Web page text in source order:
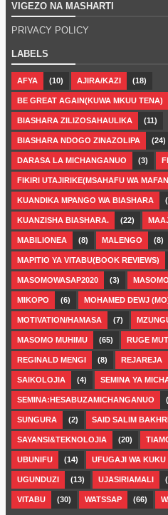
VIGEZO NA MASHARTI
PRIVACY POLICY
LABELS
AFYA (10) AJIRA/KAZI (18)
BE GREAT AGAIN(KUWA MKUU TENA)
BIASHARA ZILIZOSAHAULIKA (11)
BIASHARA NDOGO ZINAZOLIPA (24)
DARASA LA MICHANGANUO (3)
FIKIRI UTAJIRIKE(MSAHAFU WA
KUANDIKA MPANGO WA BIASHARA
KUANZISHA BIASHARA. (22)
MABILIONEA (8) MALENGO (8)
MAPITIO YA VITABU(BOOK REVIEWS)
MASOMOWASAP2020 (3)
MIKOPO (6) MOHAMED DEWJ
MOTIVATION/HAMASA (7)
MASOMO MUHIMU (65) RUGE
REGINALD MENGI (8) REJAREJA
SAIKOLOJIA (4) SEMINA YA
SEMINA:HESABUZAMICHANGANUO
SUNGURA (2) SAID SALIM
SAYANSI&TEKNOLOJIA (20)
UBUNIFU (14) UFUGAJI WA KUKU
UGUNDUZI (13) UJASIRIAMALI
VITABU (30) WATSSAP (66)